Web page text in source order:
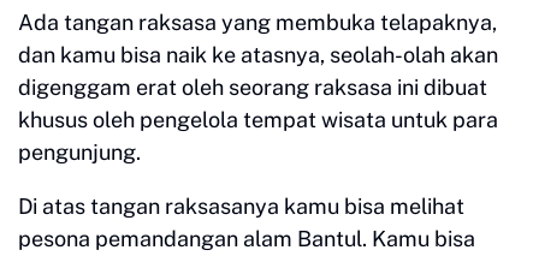
Ada tangan raksasa yang membuka telapaknya,
dan kamu bisa naik ke atasnya, seolah-olah akan
digenggam erat oleh seorang raksasa ini dibuat
khusus oleh pengelola tempat wisata untuk para
pengunjung.
Di atas tangan raksasanya kamu bisa melihat
pesona pemandangan alam Bantul. Kamu bisa